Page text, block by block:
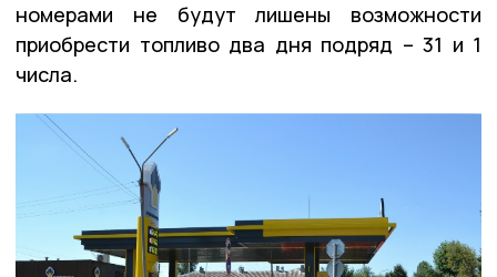
номерами не будут лишены возможности
приобрести топливо два дня подряд – 31 и 1
числа.